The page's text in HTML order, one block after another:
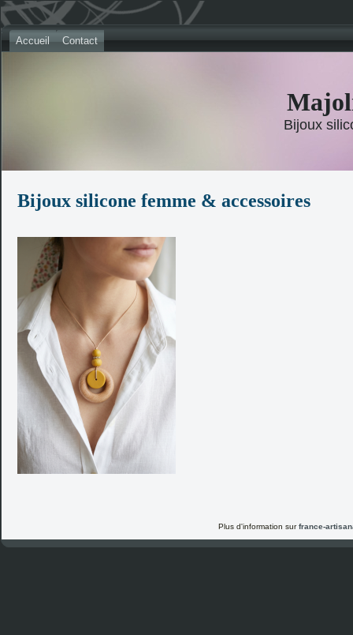
Accueil Contact
Bijoux
Bijoux silicone femme & accessoires
Plus d'information surfrance-